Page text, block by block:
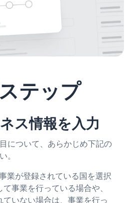
テップ
ス情報を入力
について、あらかじめ下記の
。
業が登録されている国を選択
事業を行っている場合や、
ていない場合は、事業を行っ